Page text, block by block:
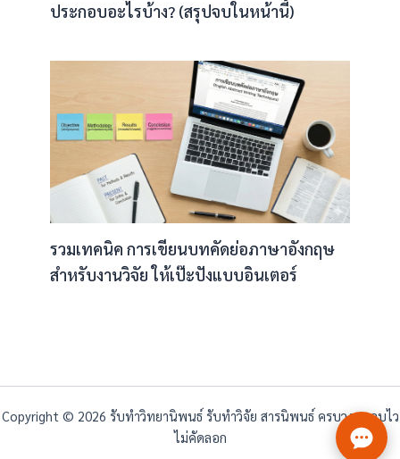
ประกอบอะไรบ้าง? (สรุปจบในหน้านี้)
รวมเทคนิค การเขียนบทคัดย่อภาษาอังกฤษ
สำหรับงานวิจัย ให้เป๊ะปังแบบอินเตอร์
Copyright © 2026 รับทำวิทยานิพนธ์ รับทำวิจัย สารนิพนธ์ ครบวงจร จบไว
ไม่คัดลอก